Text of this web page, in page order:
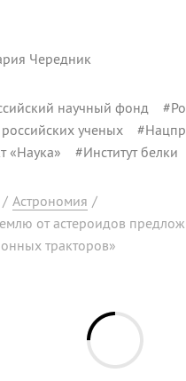
Чередник
научный фонд #
ученых #
«Наука» #Институт белки
/ Астрономия /
от астероидов
тракторов»